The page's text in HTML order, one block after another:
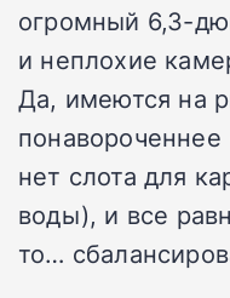
огромный 6,3-
и неплохие
Да, имеются на
нет слота для
воды), и все
то…